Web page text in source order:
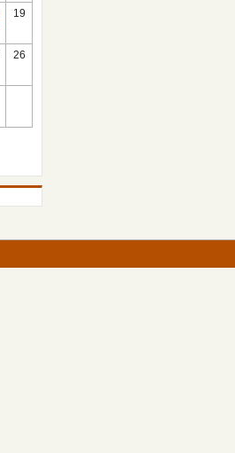
19
26